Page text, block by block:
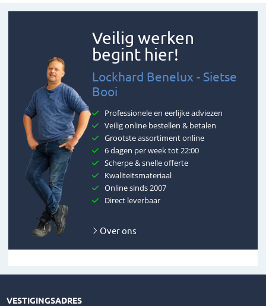
Veilig werken
begint hier!
Lockhard Benelux - Sietse
Booi
Professionele en eerlijke adviezen
Veilig online bestellen & betalen
Grootste assortiment online
6 dagen per week tot 22:00
Scherpe & snelle offerte
Kwaliteitsmateriaal
Online sinds 2007
Direct leverbaar
Over ons
VESTIGINGSADRES